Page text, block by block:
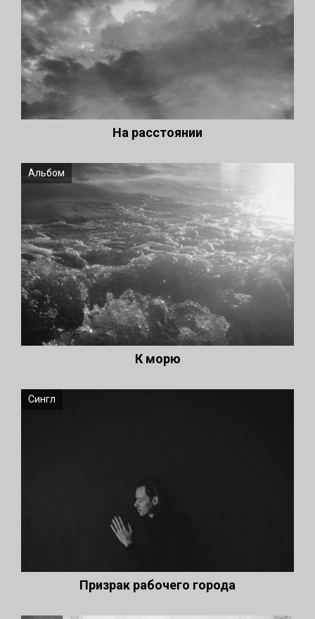
На расстоянии
Альбом
К морю
Сингл
Призрак рабочего города